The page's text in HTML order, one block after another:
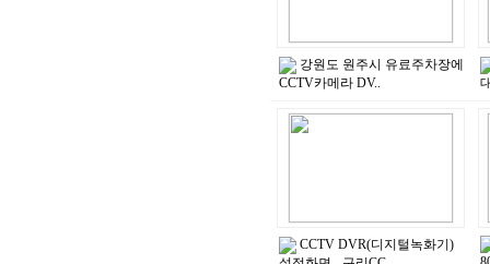
강원도 원주시 유료주차장에
CCTV카메라 DV..
CCTV DVR(디지털녹화기)